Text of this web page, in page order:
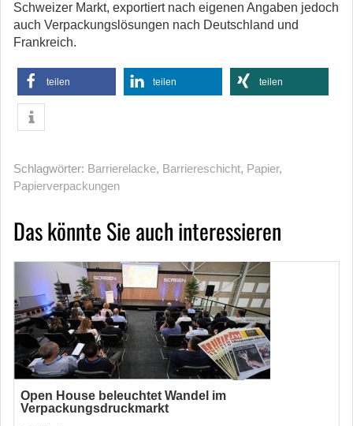
Schweizer Markt, exportiert nach eigenen Angaben jedoch
auch Verpackungslösungen nach Deutschland und
Frankreich.
teilen teilen teilen
Schlagwörter: Barrierelacke, Barriereschicht, Papier,
Papierverpackungen
Das könnte Sie auch interessieren
Open House beleuchtet Wandel im
Verpackungsdruckmarkt